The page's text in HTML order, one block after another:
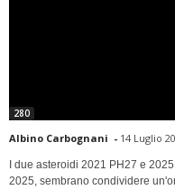
280
Albino Carbognani - 14 Luglio
I due asteroidi 2021 PH27 e
2025, sembrano condividere